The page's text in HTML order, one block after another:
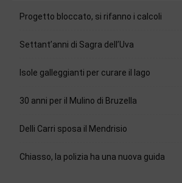
Progetto bloccato, si rifanno i calcoli
Settant’anni di Sagra dell’Uva
Isole galleggianti per curare il lago
30 anni per il Mulino di Bruzella
Delli Carri sposa il Mendrisio
Chiasso, la polizia ha una nuova guida